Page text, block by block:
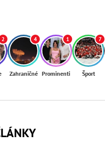
2 4
Zahraničné
1
Prominenti
7
Šport